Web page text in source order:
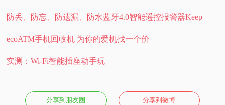
防丢、防忘、防遗漏、防水蓝牙4.0智能遥控报警器Keep
ecoATM手机回收机 为你的爱机找一个价
实测：Wi-Fi智能插座动手玩
分享到朋友圈 分享到微博